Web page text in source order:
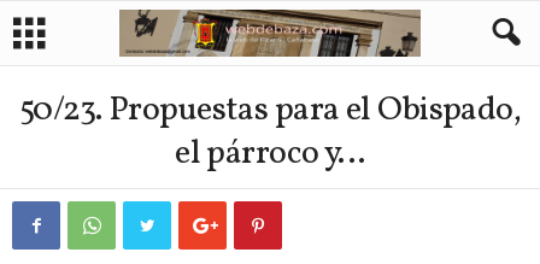
50/23. Propuestas para el Obispado,
el párroco y…